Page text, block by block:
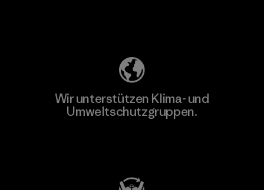
Wir unterstützen Klima- und
Umweltschutzgruppen.